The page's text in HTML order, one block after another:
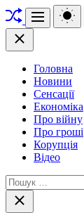
Перетасувати
Меню
Закрити
Головна
Новини
Сенсації
Економіка
Про війну
Про гроші
Корупція
Відео
Пошук:
Закрити
пошук